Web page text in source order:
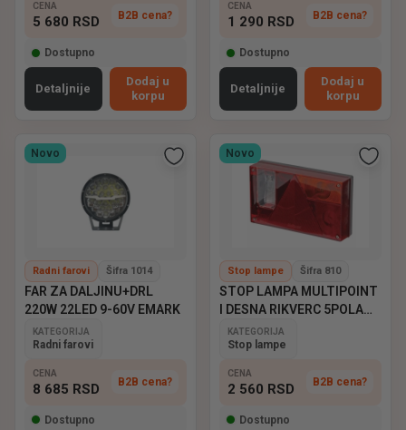
CENA
5 680 RSD B2B cena?
Dostupno
Detaljnije
Dodaj u
korpu
CENA
1 290 RSD B2B cena?
Dostupno
Detaljnije
Dodaj u
korpu
Novo
Radni farovi Šifra 1014
FAR ZA DALJINU+DRL
220W 22LED 9-60V EMARK
KATEGORIJA
Radni farovi
CENA
8 685 RSD B2B cena?
Dostupno
Novo
Stop lampe Šifra 810
STOP LAMPA MULTIPOINT
I DESNA RIKVERC 5POLA
ASPOCK
KATEGORIJA
Stop lampe
CENA
2 560 RSD B2B cena?
Dostupno